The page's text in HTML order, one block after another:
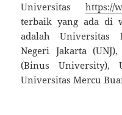
Universitas https://
terbaik yang ada di
adalah Universitas
Negeri Jakarta
(Binus University),
Universitas Mercu